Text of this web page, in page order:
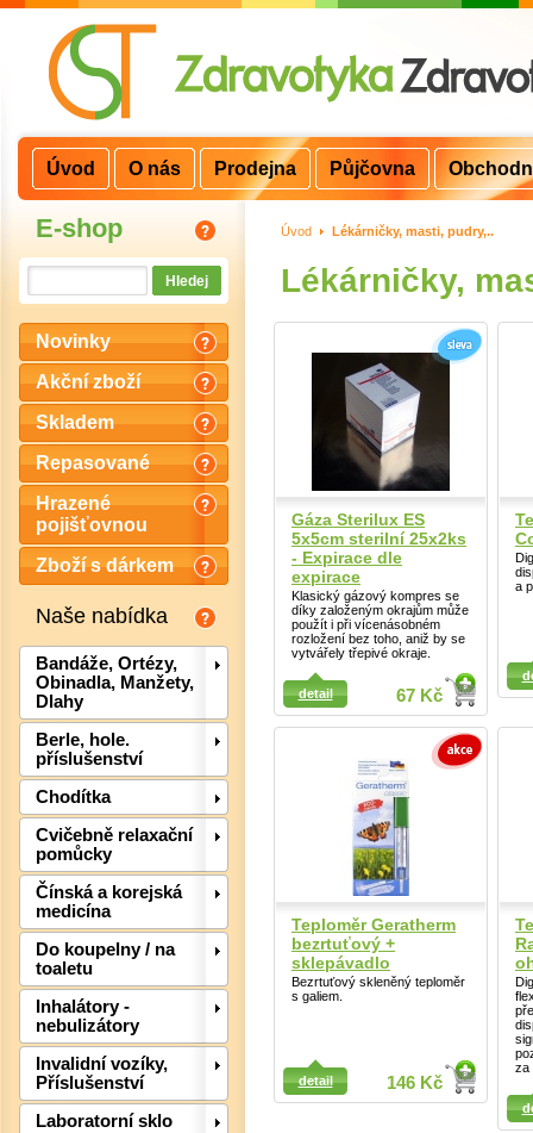
E-shop
Novinky
Akční zboží
Skladem
Repasované
Hrazené
pojišťovnou
Zboží s dárkem
Naše nabídka
Bandáže, Ortézy,
Obinadla, Manžety,
Dlahy
Berle, hole.
příslušenství
Chodítka
Cvičebně relaxační
pomůcky
Čínská a korejská
medicína
Do koupelny / na
toaletu
Inhalátory -
nebulizátory
Invalidní vozíky,
Příslušenství
Laboratorní sklo
Úvod > Lékárničky, masti, pudry,..
Lékárničky,
Gáza Sterilux ES
5x5cm sterilní 25x2ks
- Expirace dle
expirace
Klasický gázový kompres se
díky založeným okrajům může
použít i při vícenásobném
rozložení bez toho, aniž by se
vytvářely třepivé okraje.
67 Kč
detail
a
Detail
Detail
Teploměr Geratherm
bezrtuťový +
sklepávadlo
Bezrtuťový skleněný teploměr
s galiem.
146 Kč
detail
za
Detail
Detail
Úvod O nás Prodejna Půjčovna